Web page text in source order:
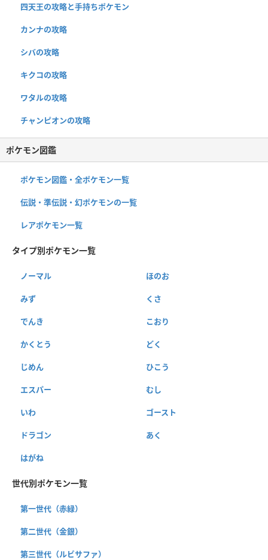
四天王の攻略と手持ちポケモン
カンナの攻略
シバの攻略
キクコの攻略
ワタルの攻略
チャンピオンの攻略
ポケモン図鑑
ポケモン図鑑・全ポケモン一覧
伝説・準伝説・幻ポケモンの一覧
レアポケモン一覧
タイプ別ポケモン一覧
ノーマル ほのお
みず くさ
でんき こおり
かくとう どく
じめん ひこう
エスパー むし
いわ ゴースト
ドラゴン あく
はがね
世代別ポケモン一覧
第一世代（赤緑）
第二世代（金銀）
第三世代（ルビサファ）